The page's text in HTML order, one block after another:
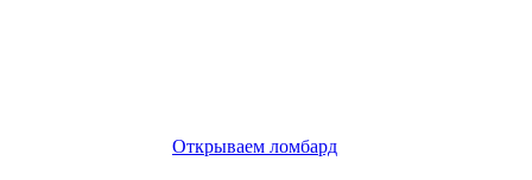
Открываем ломбард